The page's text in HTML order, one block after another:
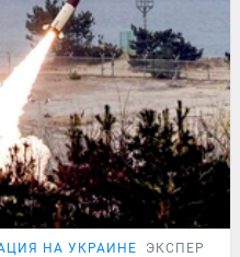
НА УКРАИНЕ ЭКСПЕРТ